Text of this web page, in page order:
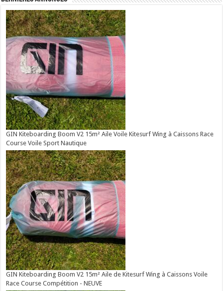
GIN Kiteboarding Boom V2 15m² Aile Voile Kitesurf Wing à Caissons Race
Course Voile Sport Nautique
GIN Kiteboarding Boom V2 15m² Aile de Kitesurf Wing à Caissons Voile
Race Course Compétition - NEUVE